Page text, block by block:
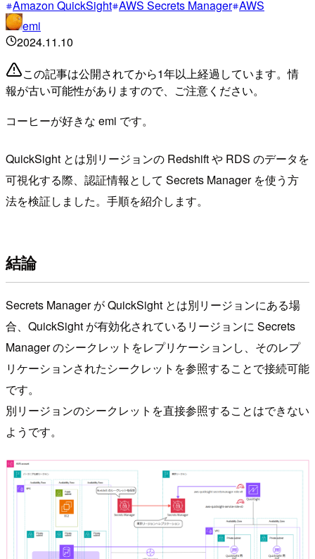
Amazon QuickSight AWS Secrets Manager AWS
emi
2024.11.10
この記事は公開されてから1年以上経過しています。情
報が古い可能性がありますので、ご注意ください。
コーヒーが好きな emi です。
QuickSight とは別リージョンの Redshift や RDS のデータを
可視化する際、認証情報として Secrets Manager を使う方
法を検証しました。手順を紹介します。
結論
Secrets Manager が QuickSight とは別リージョンにある場
合、QuickSight が有効化されているリージョンに Secrets
Manager のシークレットをレプリケーションし、そのレプ
リケーションされたシークレットを参照することで接続可能
です。
別リージョンのシークレットを直接参照することはできない
ようです。